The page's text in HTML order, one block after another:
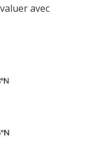
avec